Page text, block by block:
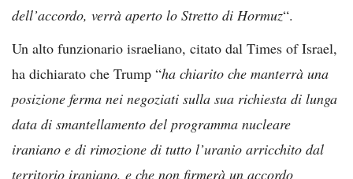
dell’accordo, verrà aperto lo Stretto di Hormuz“.
Un alto funzionario israeliano, citato dal Times of Israel,
ha dichiarato che Trump “ha chiarito che manterrà una
posizione ferma nei negoziati sulla sua richiesta di lunga
data di smantellamento del programma nucleare
iraniano e di rimozione di tutto l’uranio arricchito dal
territorio iraniano, e che non firmerà un accordo